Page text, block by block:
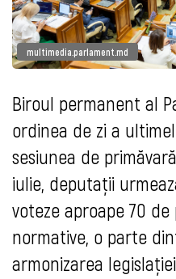
multimedia.parlament.md
Biroul permanent al
ordinea de zi a
sesiunea de
iulie, deputații
voteze aproape 70
normative, o parte
armonizarea